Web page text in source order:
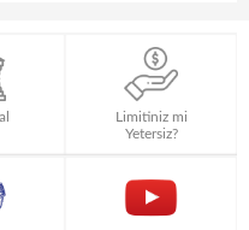
Limitiniz mi
Yetersiz?